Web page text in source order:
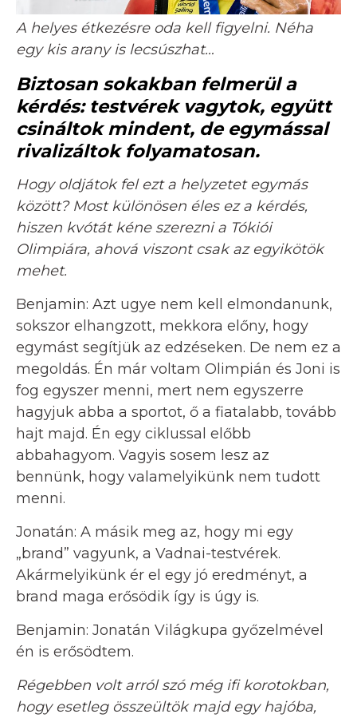
A helyes étkezésre oda kell figyelni. Néha
egy kis arany is lecsúszhat…
Biztosan sokakban felmerül a
kérdés: testvérek vagytok, együtt
csináltok mindent, de egymással
rivalizáltok folyamatosan.
Hogy oldjátok fel ezt a helyzetet egymás
között? Most különösen éles ez a kérdés,
hiszen kvótát kéne szerezni a Tókiói
Olimpiára, ahová viszont csak az egyikötök
mehet.
Benjamin: Azt ugye nem kell elmondanunk,
sokszor elhangzott, mekkora előny, hogy
egymást segítjük az edzéseken. De nem ez a
megoldás. Én már voltam Olimpián és Joni is
fog egyszer menni, mert nem egyszerre
hagyjuk abba a sportot, ő a fiatalabb, tovább
hajt majd. Én egy ciklussal előbb
abbahagyom. Vagyis sosem lesz az
bennünk, hogy valamelyikünk nem tudott
menni.
Jonatán: A másik meg az, hogy mi egy
„brand” vagyunk, a Vadnai-testvérek.
Akármelyikünk ér el egy jó eredményt, a
brand maga erősödik így is úgy is.
Benjamin: Jonatán Világkupa győzelmével
én is erősödtem.
Régebben volt arról szó még ifi korotokban,
hogy esetleg összeültök majd egy hajóba,